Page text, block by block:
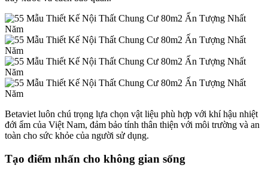
Betaviet luôn chú trọng lựa chọn vật liệu phù hợp với khí hậu nhiệt
đới ẩm của Việt Nam, đảm bảo tính thân thiện với môi trường và an
toàn cho sức khỏe của người sử dụng.
Tạo điểm nhấn cho không gian sống